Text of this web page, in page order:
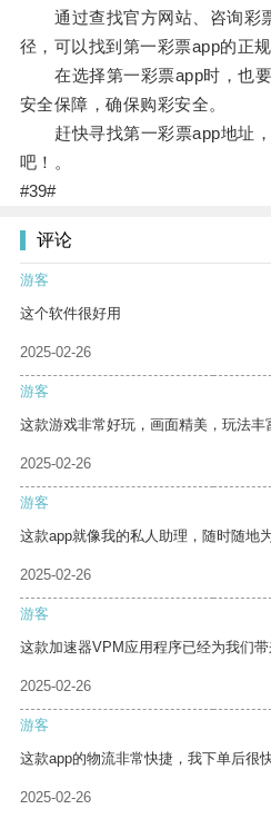
通过查找官方网站、咨询彩
径，可以找到第一彩票app的正规
在选择第一彩票app时，也要
安全保障，确保购彩安全。
赶快寻找第一彩票app地址，
吧！。
#39#
评论
游客
这个软件很好用
2025-02-26
游客
这款游戏非常好玩，画面精美，玩法丰
2025-02-26
游客
这款app就像我的私人助理，随时随地
2025-02-26
游客
这款加速器VPM应用程序已经为我们带
2025-02-26
游客
这款app的物流非常快捷，我下单后很
2025-02-26